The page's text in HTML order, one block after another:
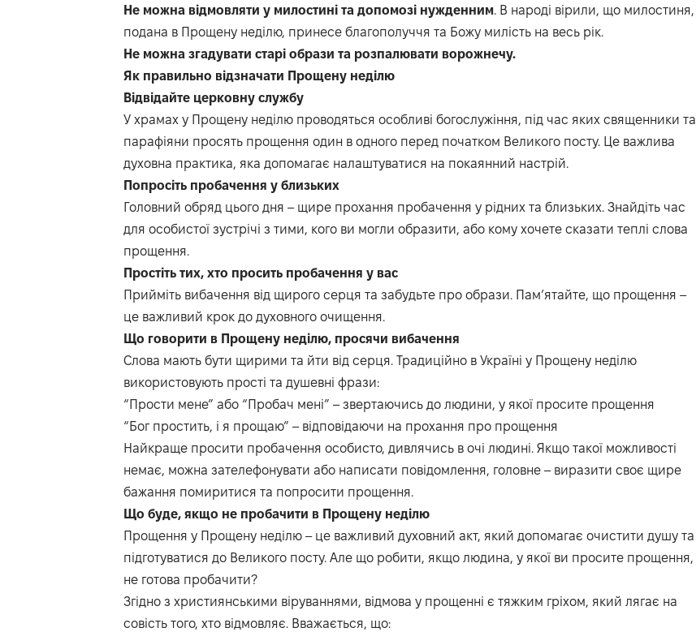
Не можна відмовляти у милостині та допомозі нужденним. В народі вірили, що милостиня,
подана в Прощену неділю, принесе благополуччя та Божу милість на весь рік.
Не можна згадувати старі образи та розпалювати ворожнечу.
Як правильно відзначати Прощену неділю
Відвідайте церковну службу
У храмах у Прощену неділю проводяться особливі богослужіння, під час яких священники та
парафіяни просять прощення один в одного перед початком Великого посту. Це важлива
духовна практика, яка допомагає налаштуватися на покаянний настрій.
Попросіть пробачення у близьких
Головний обряд цього дня – щире прохання пробачення у рідних та близьких. Знайдіть час
для особистої зустрічі з тими, кого ви могли образити, або кому хочете сказати теплі слова
прощення.
Простіть тих, хто просить пробачення у вас
Прийміть вибачення від щирого серця та забудьте про образи. Пам’ятайте, що прощення –
це важливий крок до духовного очищення.
Що говорити в Прощену неділю, просячи вибачення
Слова мають бути щирими та йти від серця. Традиційно в Україні у Прощену неділю
використовують прості та душевні фрази:
“Прости мене” або “Пробач мені” – звертаючись до людини, у якої просите прощення
“Бог простить, і я прощаю” – відповідаючи на прохання про прощення
Найкраще просити пробачення особисто, дивлячись в очі людині. Якщо такої можливості
немає, можна зателефонувати або написати повідомлення, головне – виразити своє щире
бажання помиритися та попросити прощення.
Що буде, якщо не пробачити в Прощену неділю
Прощення у Прощену неділю – це важливий духовний акт, який допомагає очистити душу та
підготуватися до Великого посту. Але що робити, якщо людина, у якої ви просите прощення,
не готова пробачити?
Згідно з християнськими віруваннями, відмова у прощенні є тяжким гріхом, який лягає на
совість того, хто відмовляє. Вважається, що: